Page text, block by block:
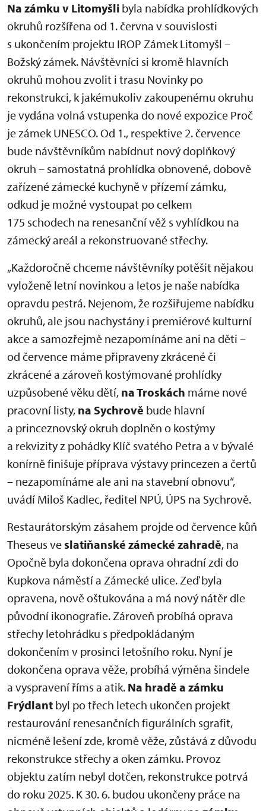
Na zámku v Litomyšli byla nabídka prohlídkových
okruhů rozšířena od 1. června v souvislosti
s ukončením projektu IROP Zámek Litomyšl –
Božský zámek. Návštěvníci si kromě hlavních
okruhů mohou zvolit i trasu Novinky po
rekonstrukci, k jakémukoliv zakoupenému okruhu
je vydána volná vstupenka do nové expozice Proč
je zámek UNESCO. Od 1., respektive 2. července
bude návštěvníkům nabídnut nový doplňkový
okruh – samostatná prohlídka obnovené, dobově
zařízené zámecké kuchyně v přízemí zámku,
odkud je možné vystoupat po celkem
175 schodech na renesanční věž s vyhlídkou na
zámecký areál a rekonstruované střechy.
„Každoročně chceme návštěvníky potěšit nějakou
vyloženě letní novinkou a letos je naše nabídka
opravdu pestrá. Nejenom, že rozšiřujeme nabídku
okruhů, ale jsou nachystány i premiérové kulturní
akce a samozřejmě nezapomínáme ani na děti –
od července máme připraveny zkrácené či
zkrácené a zároveň kostýmované prohlídky
uzpůsobené věku dětí, na Troskách máme nové
pracovní listy, na Sychrově bude hlavní
a princeznovský okruh doplněn o kostýmy
a rekvizity z pohádky Klíč svatého Petra a v bývalé
konírně finišuje příprava výstavy princezen a čertů
– nezapomínáme ale ani na stavební obnovu“,
uvádí Miloš Kadlec, ředitel NPÚ, ÚPS na Sychrově.
Restaurátorským zásahem projde od července kůň
Theseus veslatiňanské zámecké zahradě, na
Opočně byla dokončena oprava ohradní zdi do
Kupkova náměstí a Zámecké ulice. Zeď byla
opravena, nově oštukována a má nový nátěr dle
původní ikonografie. Zároveň probíhá oprava
střechy letohrádku s předpokládaným
dokončením v prosinci letošního roku. Nyní je
dokončena oprava věže, probíhá výměna šindele
a vyspravení říms a atik. Na hradě a zámku
Frýdlant byl po třech letech ukončen projekt
restaurování renesančních figurálních sgrafit,
nicméně lešení zde, kromě věže, zůstává z důvodu
rekonstrukce střechy a oken zámku. Provoz
objektu zatím nebyl dotčen, rekonstrukce potrvá
do roku 2025. K 30. 6. budou ukončeny práce na